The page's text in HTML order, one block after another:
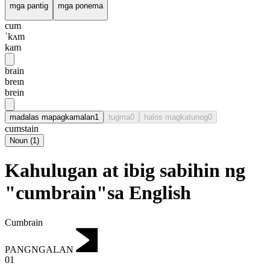
mga pantig mga ponema
cum
ˈkʌm
kam
brain
breɪn
brein
madalas mapagkamalan1 tugma0 halos magkatunog0
cumstain
Noun (1)
Kahulugan at ibig sabihin ng
"cumbrain"sa English
Cumbrain
PANGNGALAN
01